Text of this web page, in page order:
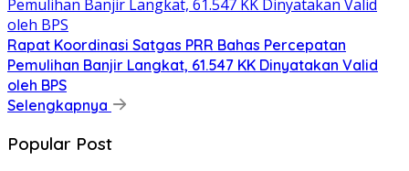
Rapat Koordinasi Satgas PRR Bahas Percepatan
Pemulihan Banjir Langkat, 61.547 KK Dinyatakan Valid
oleh BPS
Selengkapnya
Popular Post